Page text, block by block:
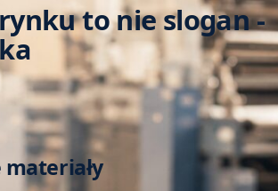
to nie slogan -